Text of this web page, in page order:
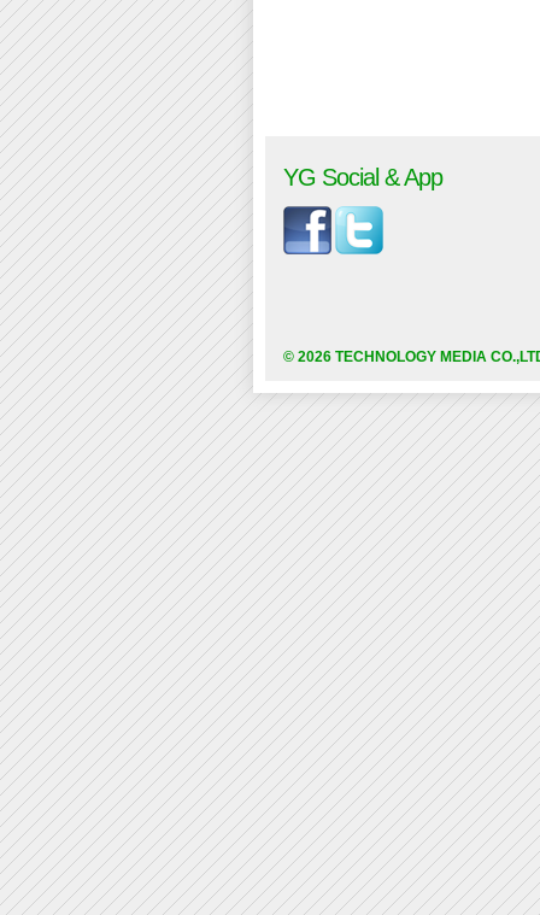
YG Social & App
© 2026 TECHNOLOGY MEDIA